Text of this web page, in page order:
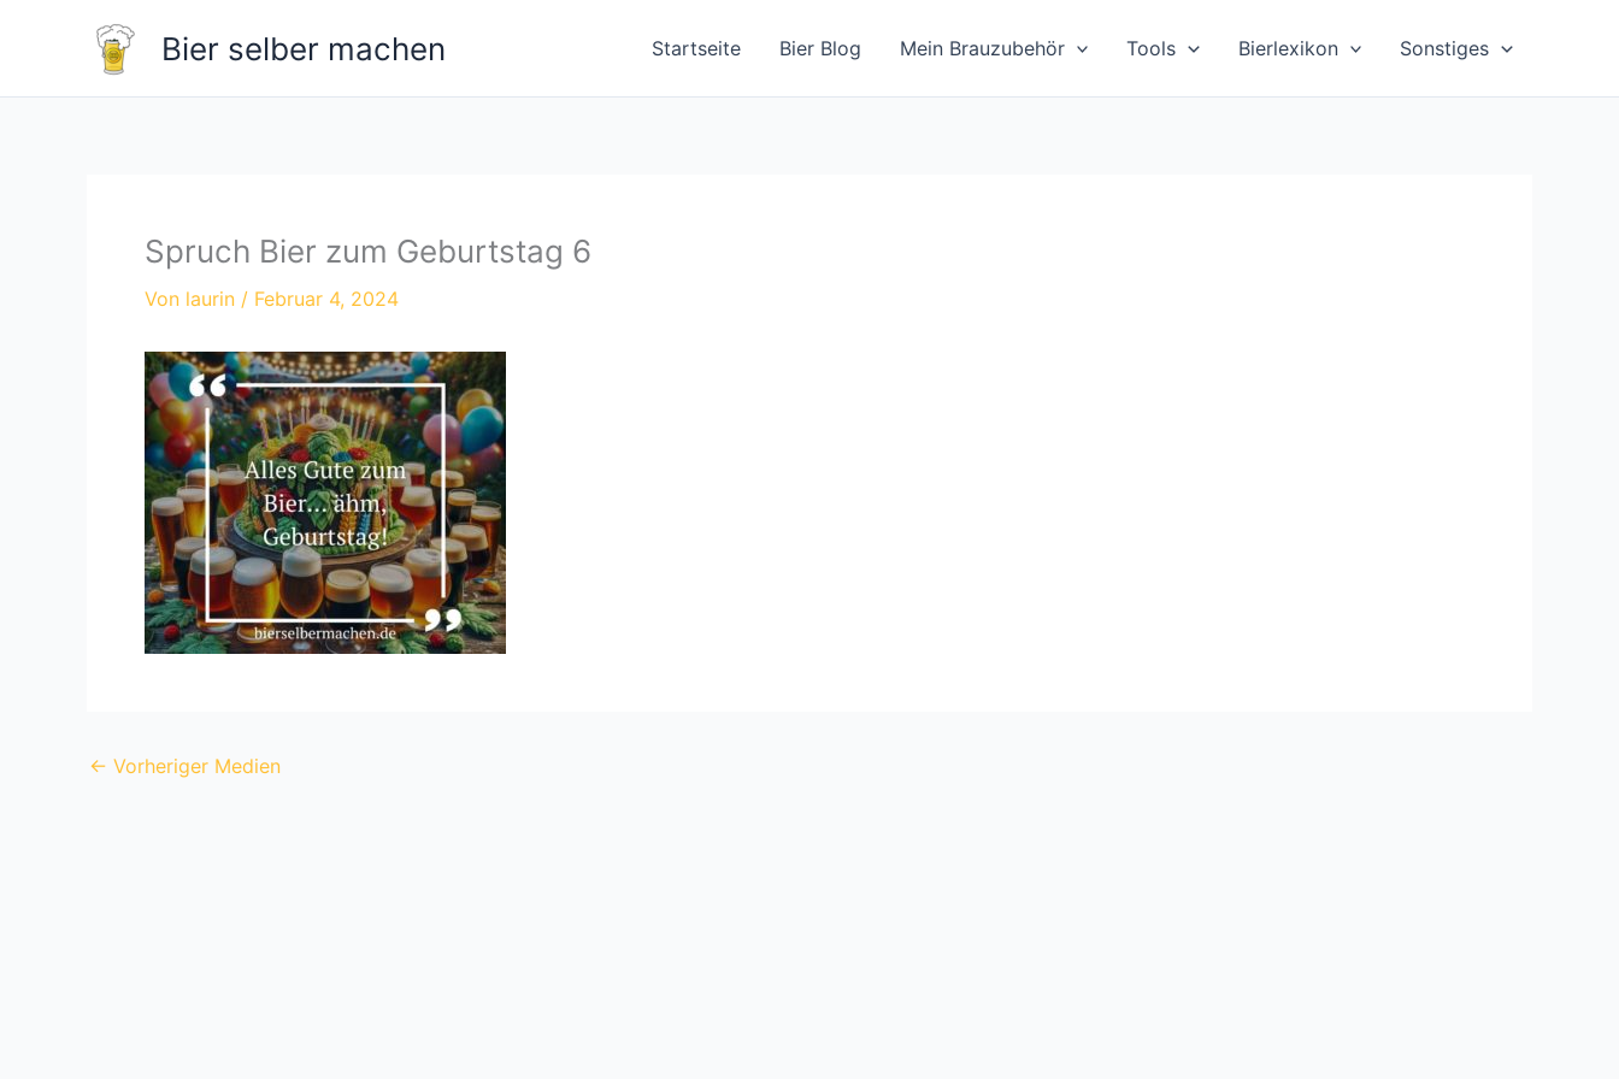
Bier selber machen Startseite Bier Blog Mein Brauzubehör Tools Bierlexikon Sonstiges
Spruch Bier zum Geburtstag 6
Von laurin / Februar 4, 2024
← Vorheriger Medien